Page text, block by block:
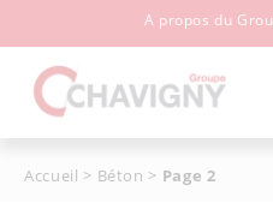
A propos du
Accueil > Béton > Page 2